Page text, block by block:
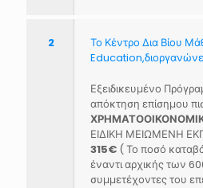
2
Το Κέντρο Δια Βίου
Εξειδικευμένο
απόκτηση επίσημου
ΕΙΔΙΚΗ ΜΕΙΩΜΕΝΗ
315€ ( Το ποσό
έναντι αρχικής των
συμμετέχοντες του